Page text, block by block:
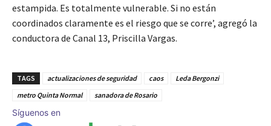
estampida. Es totalmente vulnerable. Si no están
coordinados claramente es el riesgo que se corre’, agregó la
conductora de Canal 13, Priscilla Vargas.
TAGS actualizaciones de seguridad caos
Leda Bergonzi
metro Quinta Normal
sanadora de Rosario
Síguenos en